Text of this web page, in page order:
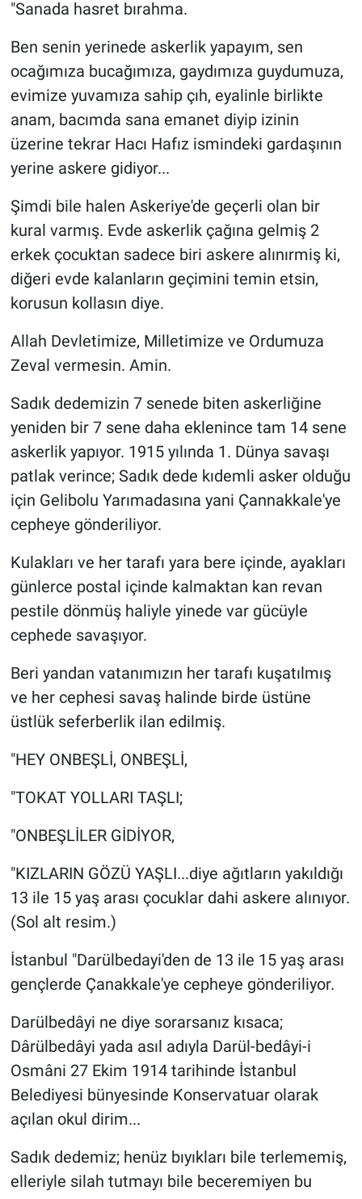
"Sanada hasret bırahma.
Ben senin yerinede askerlik yapayım, sen
ocağımıza bucağımıza, gaydımıza guydumuza,
evimize yuvamıza sahip çıh, eyalinle birlikte
anam, bacımda sana emanet diyip izinin
üzerine tekrar Hacı Hafız ismindeki gardaşının
yerine askere gidiyor...
Şimdi bile halen Askeriye'de geçerli olan bir
kural varmış. Evde askerlik çağına gelmiş 2
erkek çocuktan sadece biri askere alınırmiş ki,
diğeri evde kalanların geçimini temin etsin,
korusun kollasın diye.
Allah Devletimize, Milletimize ve Ordumuza
Zeval vermesin. Amin.
Sadık dedemizin 7 senede biten askerliğine
yeniden bir 7 sene daha eklenince tam 14 sene
askerlik yapıyor. 1915 yılında 1. Dünya savaşı
patlak verince; Sadık dede kıdemli asker olduğu
için Gelibolu Yarımadasına yani Çannakkale'ye
cepheye gönderiliyor.
Kulakları ve her tarafı yara bere içinde, ayakları
günlerce postal içinde kalmaktan kan revan
pestile dönmüş haliyle yinede var gücüyle
cephede savaşıyor.
Beri yandan vatanımızın her tarafı kuşatılmış
ve her cephesi savaş halinde birde üstüne
üstlük seferberlik ilan edilmiş.
"HEY ONBEŞLİ, ONBEŞLİ,
"TOKAT YOLLARI TAŞLI;
"ONBEŞLİLER GİDİYOR,
"KIZLARIN GÖZÜ YAŞLI...diye ağıtların yakıldığı
13 ile 15 yaş arası çocuklar dahi askere alınıyor.
(Sol alt resim.)
İstanbul "Darülbedayi'den de 13 ile 15 yaş arası
gençlerde Çanakkale'ye cepheye gönderiliyor.
Darülbedâyi ne diye sorarsanız kısaca;
Dârülbedâyi yada asıl adıyla Darül-bedâyi-i
Osmâni 27 Ekim 1914 tarihinde İstanbul
Belediyesi bünyesinde Konservatuar olarak
açılan okul dirim...
Sadık dedemiz; henüz bıyıkları bile terlememiş,
elleriyle silah tutmayı bile beceremiyen bu